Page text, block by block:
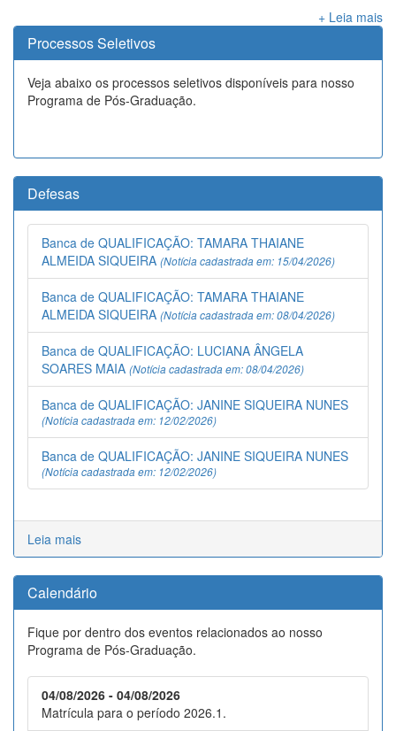
+ Leia mais
Processos Seletivos
Veja abaixo os processos seletivos disponíveis para nosso
Programa de Pós-Graduação.
Defesas
Banca de QUALIFICAÇÃO: TAMARA THAIANE
ALMEIDA SIQUEIRA (Notícia cadastrada em: 15/04/2026)
Banca de QUALIFICAÇÃO: TAMARA THAIANE
ALMEIDA SIQUEIRA (Notícia cadastrada em: 08/04/2026)
Banca de QUALIFICAÇÃO: LUCIANA ÂNGELA
SOARES MAIA (Notícia cadastrada em: 08/04/2026)
Banca de QUALIFICAÇÃO: JANINE SIQUEIRA NUNES
(Notícia cadastrada em: 12/02/2026)
Banca de QUALIFICAÇÃO: JANINE SIQUEIRA NUNES
(Notícia cadastrada em: 12/02/2026)
Leia mais
Calendário
Fique por dentro dos eventos relacionados ao nosso
Programa de Pós-Graduação.
04/08/2026 - 04/08/2026
Matrícula para o período 2026.1.